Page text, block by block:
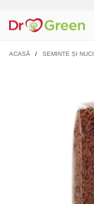
ACASĂ / SEMINTE ȘI NUCI